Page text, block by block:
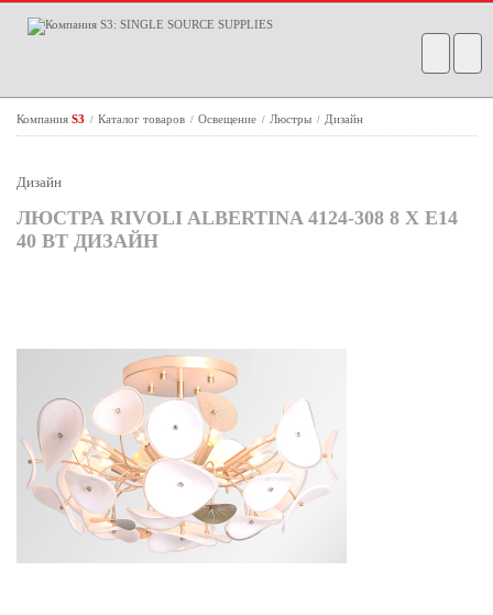
Компания S3 / Каталог товаров / Освещение / Люстры / Дизайн
Дизайн
ЛЮСТРА RIVOLI ALBERTINA 4124-308 8 Х Е14
40 ВТ ДИЗАЙН